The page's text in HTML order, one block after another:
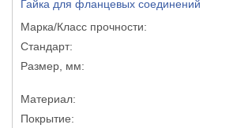
Гайка для фланцевых соединений